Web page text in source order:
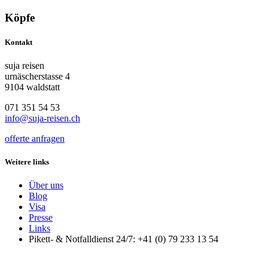
Köpfe
Kontakt
suja reisen
urnäscherstasse 4
9104 waldstatt
071 351 54 53
info@suja-reisen.ch
offerte anfragen
Weitere links
Über uns
Blog
Visa
Presse
Links
Pikett- & Notfalldienst 24/7: +41 (0) 79 233 13 54